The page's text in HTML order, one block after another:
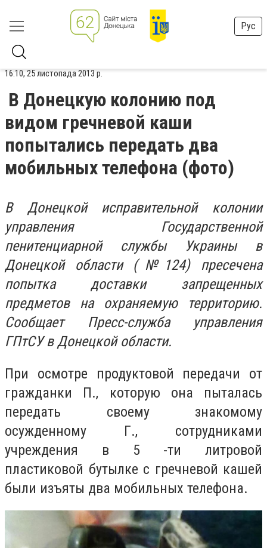
Рус
16:10, 25 листопада 2013 р.
В Донецкую колонию под
видом гречневой каши
попытались передать два
мобильных телефона (фото)
В Донецкой исправительной колонии
управления Государственной
пенитенциарной службы Украины в
Донецкой области (№124) пресечена
попытка доставки запрещенных
предметов на охраняемую территорию.
Сообщает Пресс-служба управления
ГПтСУ в Донецкой области.
При осмотре продуктовой передачи от
гражданки П., которую она пыталась
передать своему знакомому
осужденному Г., сотрудниками
учреждения в 5 -ти литровой
пластиковой бутылке с гречневой кашей
были изъяты два мобильных телефона.